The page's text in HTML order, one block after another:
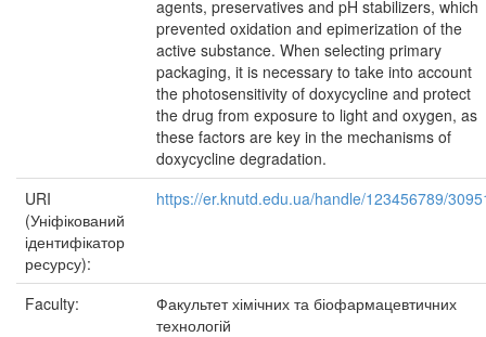
agents, preservatives and pH stabilizers, which
prevented oxidation and epimerization of the
active substance. When selecting primary
packaging, it is necessary to take into account
the photosensitivity of doxycycline and protect
the drug from exposure to light and oxygen, as
these factors are key in the mechanisms of
doxycycline degradation.
URI
(Уніфікований
ідентифікатор
ресурсу):
https://er.knutd.edu.ua/handle/123456789/
Faculty:
Факультет хімічних та біофармацевтичних
технологій